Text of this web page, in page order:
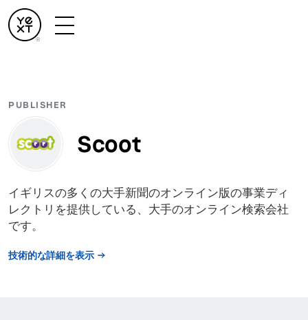
PUBLISHER
Scoot
イギリスの多くの大手新聞のオンライン版の事業ディ
レクトリを提供している、大手のオンライン検索会社
です。
技術的な詳細を表示